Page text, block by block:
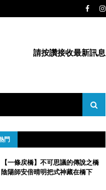
請按讚接收最新訊息
門
【一條戻橋】不可思議的傳說之橋
陰陽師安倍晴明把式神藏在橋下